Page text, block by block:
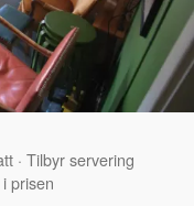
· Tilbyr servering
prisen